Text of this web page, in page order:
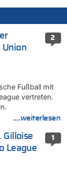
2
Union
Fußball mit
vertreten.
....weiterlesen
1
Gilloise
League